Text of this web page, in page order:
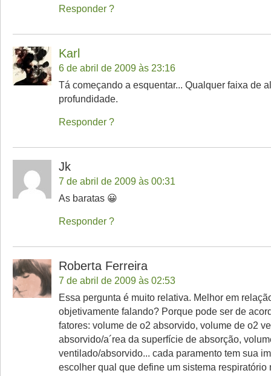
Responder
Karl
6 de abril de 2009 às 23:16
Tá começando a esquentar... Qualquer faixa de
profundidade.
Responder
Jk
7 de abril de 2009 às 00:31
As baratas 😀
Responder
Roberta Ferreira
7 de abril de 2009 às 02:53
Essa pergunta é muito relativa. Melhor em
objetivamente falando? Porque pode ser de
fatores: volume de o2 absorvido, volume de o2
absorvido/a´rea da superfície de absorção,
ventilado/absorvido... cada paramento tem sua
escolher qual que define um sistema respiratório